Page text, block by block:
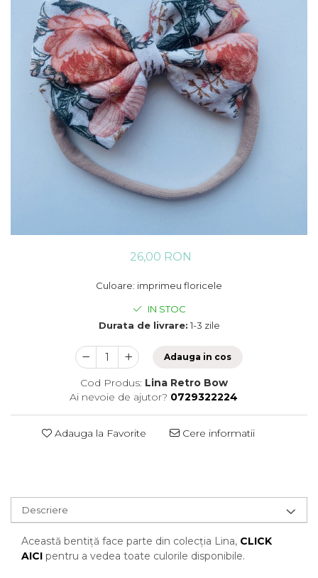
26,00 RON
Culoare: imprimeu floricele
IN STOC
Durata de livrare: 1-3 zile
Adauga in cos
Cod Produs: Lina Retro Bow
Ai nevoie de ajutor? 0729322224
Adauga la Favorite Cere informatii
Descriere
Această bentiță face parte din colecția Lina, CLICK
AICI pentru a vedea toate culorile disponibile.